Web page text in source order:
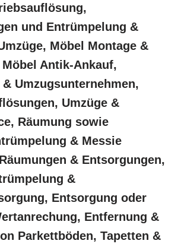
und Entrümpelung &
Möbel Montage &
Antik-Ankauf,
Umzugsunternehmen,
Umzüge &
Räumung sowie
& Messie
& Entsorgungen,
&
Entsorgung oder
Entfernung &
Parkettböden, Tapetten &